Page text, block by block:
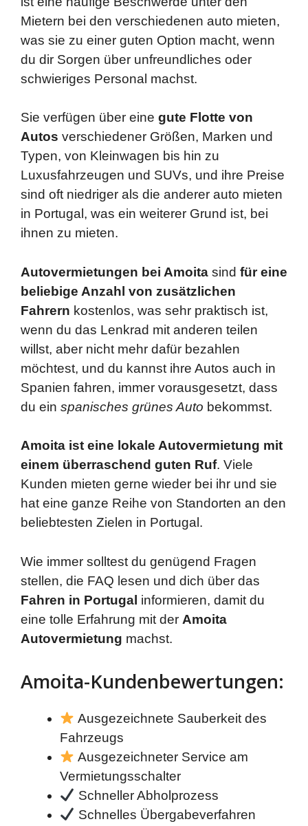
Mietern bei den verschiedenen auto mieten,
was sie zu einer guten Option macht, wenn
du dir Sorgen über unfreundliches oder
schwieriges Personal machst.
Sie verfügen über eine gute Flotte von
Autos verschiedener Größen, Marken und
Typen, von Kleinwagen bis hin zu
Luxusfahrzeugen und SUVs, und ihre Preise
sind oft niedriger als die anderer auto mieten
in Portugal, was ein weiterer Grund ist, bei
ihnen zu mieten.
Autovermietungen bei Amoita sind für eine
beliebige Anzahl von zusätzlichen
Fahrern kostenlos, was sehr praktisch ist,
wenn du das Lenkrad mit anderen teilen
willst, aber nicht mehr dafür bezahlen
möchtest, und du kannst ihre Autos auch in
Spanien fahren, immer vorausgesetzt, dass
du ein spanisches grünes Auto bekommst.
Amoita ist eine lokale Autovermietung mit
einem überraschend guten Ruf. Viele
Kunden mieten gerne wieder bei ihr und sie
hat eine ganze Reihe von Standorten an den
beliebtesten Zielen in Portugal.
Wie immer solltest du genügend Fragen
stellen, die FAQ lesen und dich über das
Fahren in Portugal informieren, damit du
eine tolle Erfahrung mit der Amoita
Autovermietung machst.
Amoita-Kundenbewertungen:
Ausgezeichnete Sauberkeit des
Fahrzeugs
Ausgezeichneter Service am
Vermietungsschalter
Schneller Abholprozess
Schnelles Übergabeverfahren